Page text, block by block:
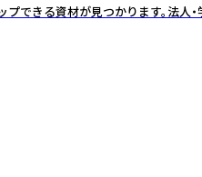
できる資材が見つかります。法人